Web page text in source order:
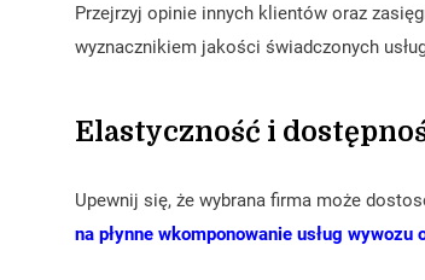
Przejrzyj opinie innych klientów oraz
wyznacznikiem jakości świadczonych
Elastyczność i
Upewnij się, że wybrana firma może
na płynne wkomponowanie usług